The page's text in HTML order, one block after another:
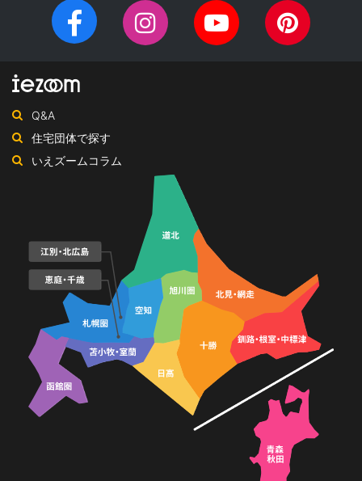
住宅会社を選びませんか？iezoom（いえズーム）は（株）北海道
住宅新聞社が、日頃の住宅業界への取材を元に、優れたハウスメ
ーカー・工務店を紹介するサイトです。
Facebook
ー
ジ
InstagramYouTube
チ
Q&A
住宅団体で探す
いえズームコラム